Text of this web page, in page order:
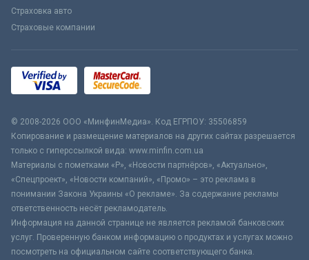
Страховка авто
Страховые компании
© 2008-2026 ООО «МинфинМедиа». Код ЕГРПОУ: 35506859
Копирование и размещение материалов на других сайтах разрешается
только с гиперссылкой вида: www.minfin.com.ua
Материалы с пометками «Р», «Новости партнёров», «Актуально»,
«Спецпроект», «Новости компаний», «Промо» – это реклама в
понимании Закона Украины «О рекламе». За содержание рекламы
ответственность несёт рекламодатель.
Информация на данной странице не является рекламой банковских
услуг. Проверенную банком информацию о продуктах и услугах можно
посмотреть на официальном сайте соответствующего банка.